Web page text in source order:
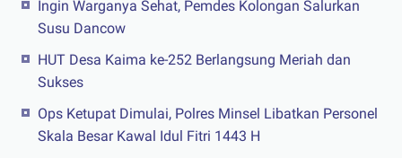
Ingin Warganya Sehat, Pemdes Kolongan Salurkan
Susu Dancow
HUT Desa Kaima ke-252 Berlangsung Meriah dan
Sukses
Ops Ketupat Dimulai, Polres Minsel Libatkan Personel
Skala Besar Kawal Idul Fitri 1443 H